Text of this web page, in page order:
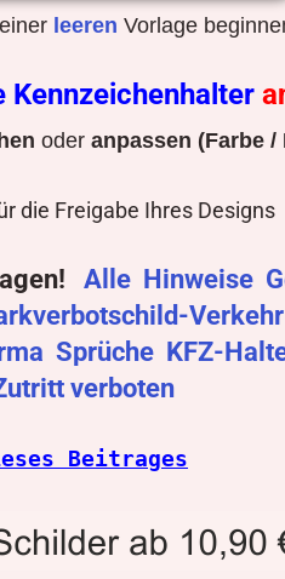
leeren Vorlage
oder anpassen (Farbe
die Freigabe Ihres Designs
Alle Hinweise
Verkehr
Sprüche KFZ-
verboten
Beitrages